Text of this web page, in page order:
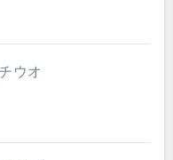
ウオ